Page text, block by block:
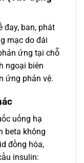
đay, ban, phát
mạc do đái
ứng tại chỗ
ngoại biên
ứng phản vệ.
uống hạ
beta không
đồng hóa,
insulin: